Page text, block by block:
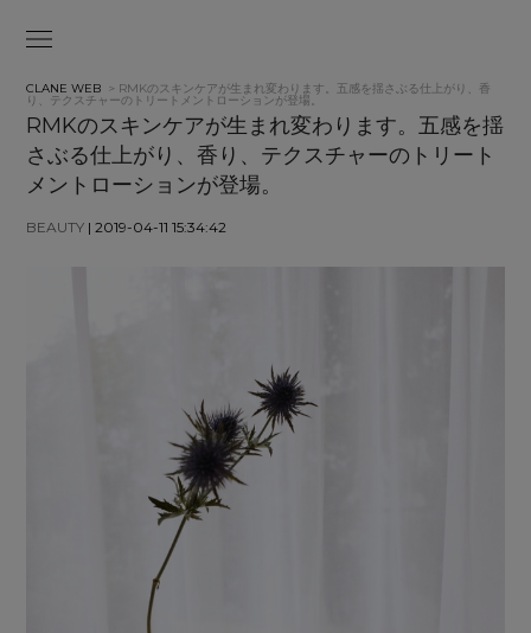
CLANE WEB > RMKのスキンケアが生まれ変わります。五感を揺さぶる仕上がり、香
り、テクスチャーのトリートメントローションが登場。
RMKのスキンケアが生まれ変わります。五感を揺
さぶる仕上がり、香り、テクスチャーのトリート
メントローションが登場。
BEAUTY | 2019-04-11 15:34:42